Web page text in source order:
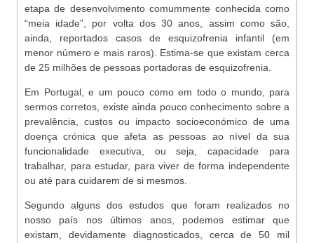
etapa de desenvolvimento comummente conhecida como
“meia idade”, por volta dos 30 anos, assim como são,
ainda, reportados casos de esquizofrenia infantil (em
menor número e mais raros). Estima-se que existam cerca
de 25 milhões de pessoas portadoras de esquizofrenia.
Em Portugal, e um pouco como em todo o mundo, para
sermos corretos, existe ainda pouco conhecimento sobre a
prevalência, custos ou impacto socioeconómico de uma
doença crónica que afeta as pessoas ao nível da sua
funcionalidade executiva, ou seja, capacidade para
trabalhar, para estudar, para viver de forma independente
ou até para cuidarem de si mesmos.
Segundo alguns dos estudos que foram realizados no
nosso país nos últimos anos, podemos estimar que
existam, devidamente diagnosticados, cerca de 50 mil